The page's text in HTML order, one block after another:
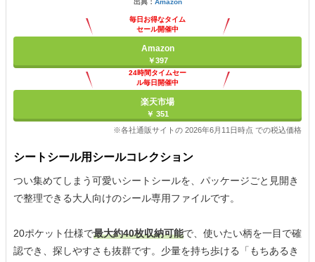
出典： Amazon
毎日お得なタイム
セール開催中
Amazon
￥397
24時間タイムセー
ル毎日開催中
楽天市場
￥ 351
※各社通販サイトの 2026年6月11日時点 での税込価格
シートシール用シールコレクション
つい集めてしまう可愛いシートシールを、パッケージごと見開き
で整理できる大人向けのシール専用ファイルです。
20ポケット仕様で最大約40枚収納可能で、使いたい柄を一目で確
認でき、探しやすさも抜群です。少量を持ち歩ける「もちあるき